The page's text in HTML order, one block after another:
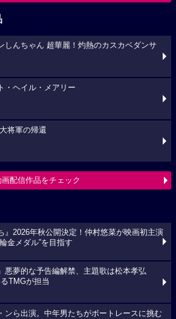
しんちゃん 超華麗！灼熱のカスカベダンサ
・ヘイル・メアリー
将軍の帰還
画配信作品をチェック
』2026年秋公開決定！仲村悠菜が映画初主演
金メダル”を目指す
悪夢的な予告編解禁、主題歌は松本孝弘
るTMGが担当
ンら出演。中年男たちがボートレースに挑む